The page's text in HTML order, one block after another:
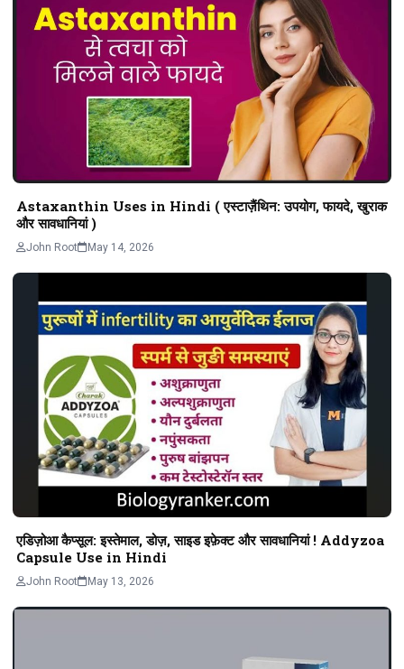
Astaxanthin Uses in Hindi ( एस्टाज़ैंथिन: उपयोग, फायदे, खुराक
और सावधानियां )
John Root May 14, 2026
एडिज़ोआ कैप्सूल: इस्तेमाल, डोज़, साइड इफ़ेक्ट और सावधानियां ! Addyzoa
Capsule Use in Hindi
John Root May 13, 2026